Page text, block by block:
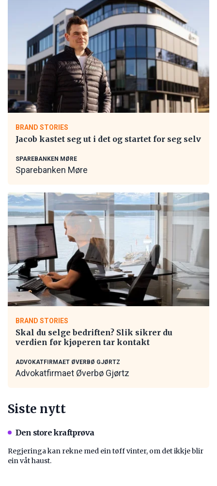
BRAND STORIES
Jacob kastet seg ut i det og startet for seg selv
SPAREBANKEN MØRE
Sparebanken Møre
BRAND STORIES
Skal du selge bedriften? Slik sikrer du
verdien før kjøperen tar kontakt
ADVOKATFIRMAET ØVERBØ GJØRTZ
Advokatfirmaet Øverbø Gjørtz
Siste nytt
Den store kraftprøva
Regjeringa kan rekne med ein tøff vinter, om det ikkje blir
ein våt haust.